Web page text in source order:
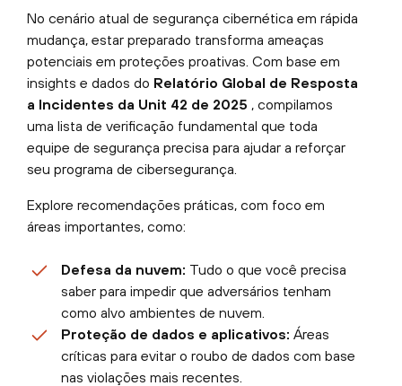
No cenário atual de segurança cibernética em rápida
mudança, estar preparado transforma ameaças
potenciais em proteções proativas. Com base em
insights e dados do Relatório Global de Resposta
a Incidentes da Unit 42 de 2025 , compilamos
uma lista de verificação fundamental que toda
equipe de segurança precisa para ajudar a reforçar
seu programa de cibersegurança.
Explore recomendações práticas, com foco em
áreas importantes, como:
Defesa da nuvem: Tudo o que você precisa
saber para impedir que adversários tenham
como alvo ambientes de nuvem.
Proteção de dados e aplicativos: Áreas
críticas para evitar o roubo de dados com base
nas violações mais recentes.